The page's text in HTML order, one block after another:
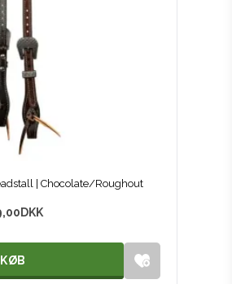
| Chocolate/Roughout
DKK
KØB
KØB